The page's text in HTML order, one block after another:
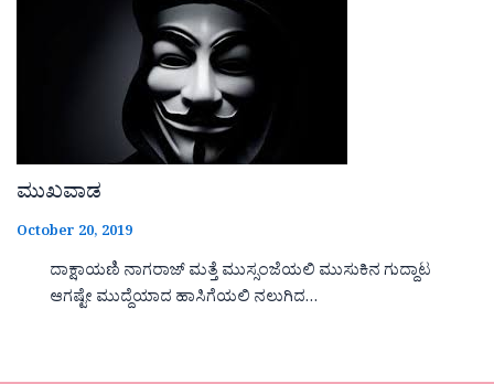
ಮುಖವಾಡ
October 20, 2019
ದಾಕ್ಷಾಯಣಿ ನಾಗರಾಜ್ ಮತ್ತೆ ಮುಸ್ಸಂಜೆಯಲಿ ಮುಸುಕಿನ ಗುದ್ದಾಟ
ಆಗಷ್ಟೇ ಮುದ್ದೆಯಾದ ಹಾಸಿಗೆಯಲಿ ನಲುಗಿದ…